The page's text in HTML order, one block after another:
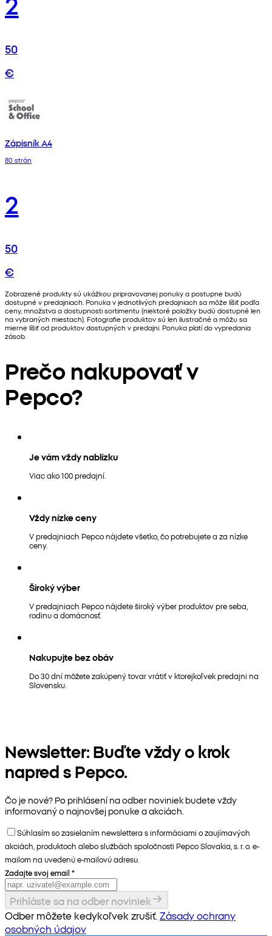
50
€
Zápisník A4
80 strán
2
50
€
Zobrazené produkty sú ukážkou pripravovanej ponuky a postupne budú
dostupné v predajniach. Ponuka v jednotlivých predajniach sa môže líšiť podľa
ceny, množstva a dostupnosti sortimentu (niektoré položky budú dostupné len
na vybraných miestach). Fotografie produktov sú len ilustračné a môžu sa
mierne líšiť od produktov dostupných v predajni. Ponuka platí do vypredania
zásob.
Prečo nakupovať v
Pepco?
Je vám vždy nablízku
Viac ako 100 predajní.
Vždy nízke ceny
V predajniach Pepco nájdete všetko, čo potrebujete a za nízke
ceny.
Široký výber
V predajniach Pepco nájdete široký výber produktov pre seba,
rodinu a domácnosť.
Nakupujte bez obáv
Do 30 dní môžete zakúpený tovar vrátiť v ktorejkoľvek predajni na
Slovensku.
Newsletter: Buďte vždy o krok
napred s Pepco.
Čo je nové? Po prihlásení na odber noviniek budete vždy
informovaný o najnovšej ponuke a akciách.
Súhlasím so zasielaním newslettera s informáciami o zaujímavých
akciách, produktoch alebo službách spoločnosti Pepco Slovakia, s. r. o. e-
mailom na uvedenú e-mailovú adresu.
Zadajte svoj email *
Prihláste sa na odber noviniek
Odber môžete kedykoľvek zrušiť. Zásady ochrany
osobných údajov